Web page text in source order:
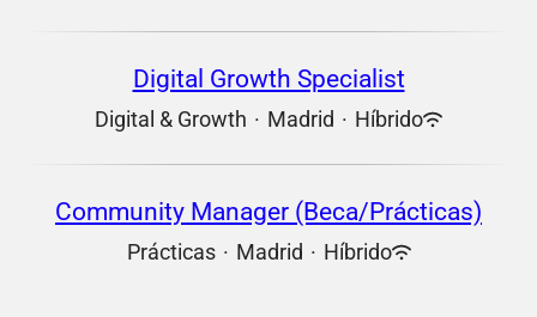
Digital Growth Specialist
Digital & Growth · Madrid · Híbrido
Community Manager (Beca/Prácticas)
Prácticas · Madrid · Híbrido